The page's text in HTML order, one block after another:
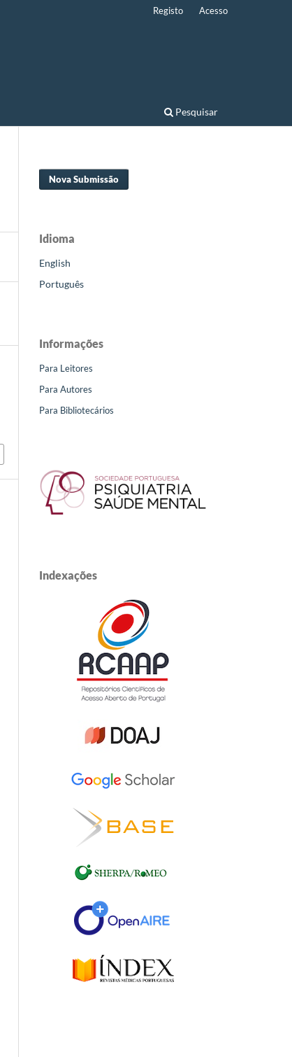
Pesquisar
Registo Acesso
Nova Submissão
Idioma
English
Português
Informações
Para Leitores
Para Autores
Para Bibliotecários
Indexações